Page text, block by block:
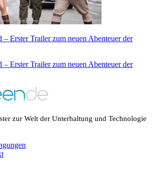
Erster Trailer zum neuen Abenteuer der
Erster Trailer zum neuen Abenteuer der
zur Welt der Unterhaltung und Technologie